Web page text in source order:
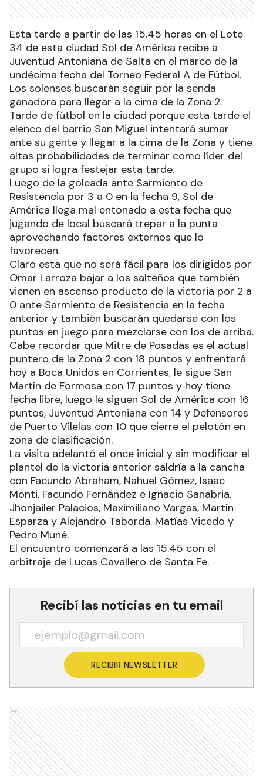
Esta tarde a partir de las 15.45 horas en el Lote
34 de esta ciudad Sol de América recibe a
Juventud Antoniana de Salta en el marco de la
undécima fecha del Torneo Federal A de Fútbol.
Los solenses buscarán seguir por la senda
ganadora para llegar a la cima de la Zona 2.
Tarde de fútbol en la ciudad porque esta tarde el
elenco del barrio San Miguel intentará sumar
ante su gente y llegar a la cima de la Zona y tiene
altas probabilidades de terminar como líder del
grupo si logra festejar esta tarde.
Luego de la goleada ante Sarmiento de
Resistencia por 3 a 0 en la fecha 9, Sol de
América llega mal entonado a esta fecha que
jugando de local buscará trepar a la punta
aprovechando factores externos que lo
favorecen.
Claro esta que no será fácil para los dirigidos por
Omar Larroza bajar a los salteños que también
vienen en ascenso producto de la victoria por 2 a
0 ante Sarmiento de Resistencia en la fecha
anterior y también buscarán quedarse con los
puntos en juego para mezclarse con los de arriba.
Cabe recordar que Mitre de Posadas es el actual
puntero de la Zona 2 con 18 puntos y enfrentará
hoy a Boca Unidos en Corrientes, le sigue San
Martín de Formosa con 17 puntos y hoy tiene
fecha libre, luego le siguen Sol de América con 16
puntos, Juventud Antoniana con 14 y Defensores
de Puerto Vilelas con 10 que cierre el pelotón en
zona de clasificación.
La visita adelantó el once inicial y sin modificar el
plantel de la victoria anterior saldría a la cancha
con Facundo Abraham, Nahuel Gómez, Isaac
Monti, Facundo Fernández e Ignacio Sanabria.
Jhonjailer Palacios, Maximiliano Vargas, Martín
Esparza y Alejandro Taborda. Matías Vicedo y
Pedro Muné.
El encuentro comenzará a las 15.45 con el
arbitraje de Lucas Cavallero de Santa Fe.
Recibí las noticias en tu email
RECIBIR NEWSLETTER
Ads